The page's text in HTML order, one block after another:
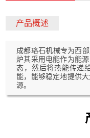
产品概述
成都珞石机械专为西
炉其采用电能作为能
态，然后将热能传递
能，能够稳定地提供
源。